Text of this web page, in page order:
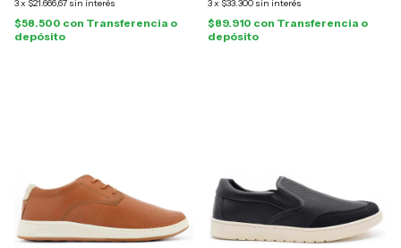
3x $21.666,67 sin interés
$58.500 con Transferencia o
depósito
3x $33.300 sin interés
$89.910 con Transferencia o
depósito